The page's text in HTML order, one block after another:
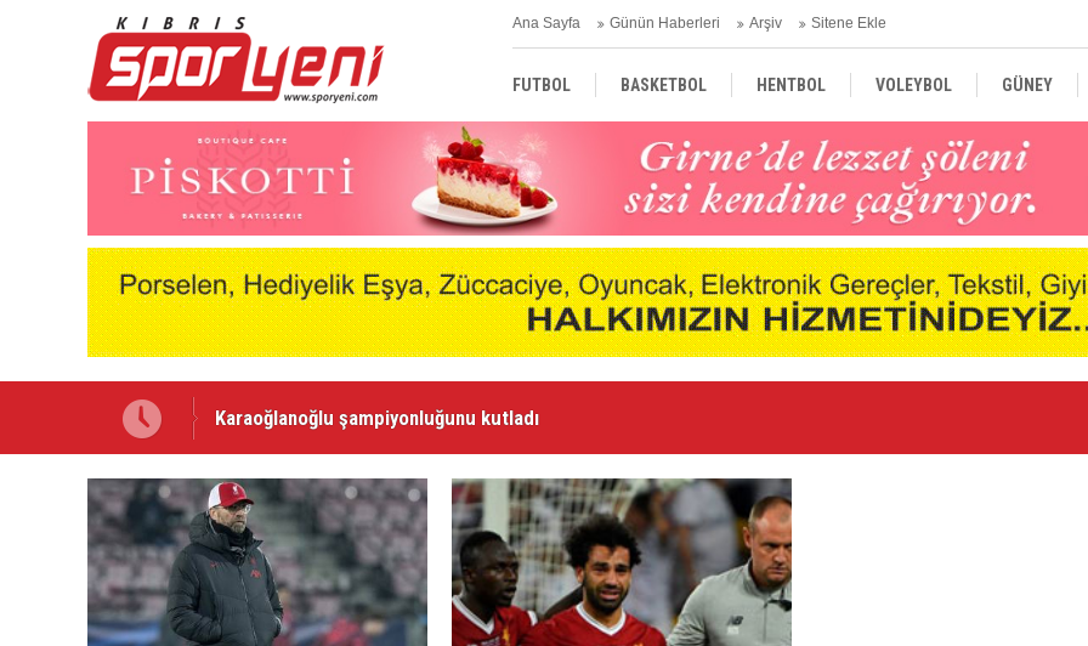
Ana Sayfa Günün Haberleri Arşiv Sitene Ekle
FUTBOL BASKETBOL HENTBOL VOLEYBOL GÜNEY
TÜRKİYE AVRUPA DÜNYA
Karaoğlanoğlu şampiyonluğunu kutladı
Voleybolda transfer dönemi sürüyor